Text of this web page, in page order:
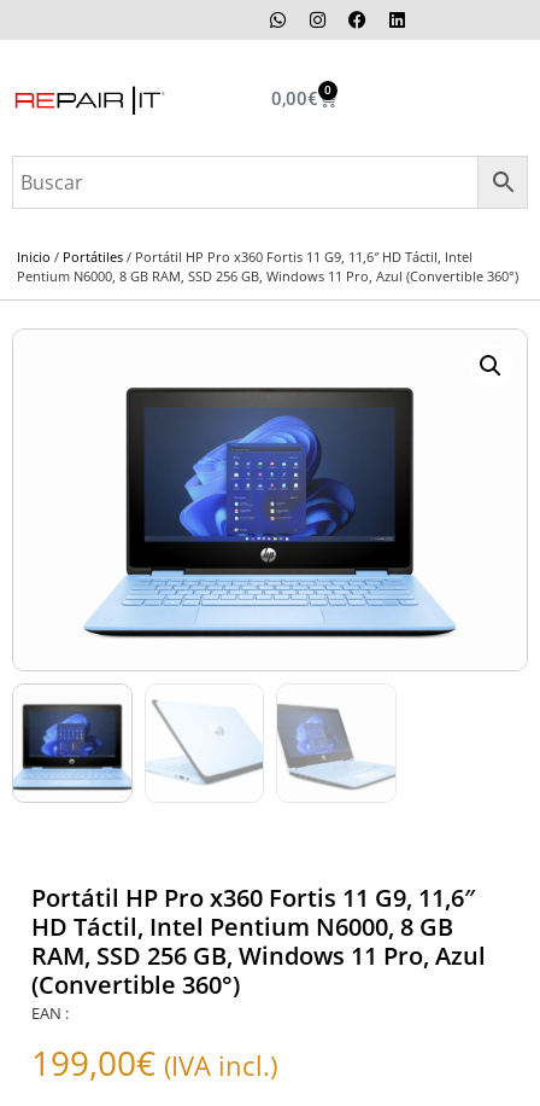
0,00€ 0
Inicio / Portátiles / Portátil HP Pro x360 Fortis 11 G9, 11,6″ HD Táctil, Intel
Pentium N6000, 8 GB RAM, SSD 256 GB, Windows 11 Pro, Azul (Convertible 360°)
Portátil HP Pro x360 Fortis 11 G9, 11,6″
HD Táctil, Intel Pentium N6000, 8 GB
RAM, SSD 256 GB, Windows 11 Pro, Azul
(Convertible 360°)
EAN :
199,00€ (IVA incl.)